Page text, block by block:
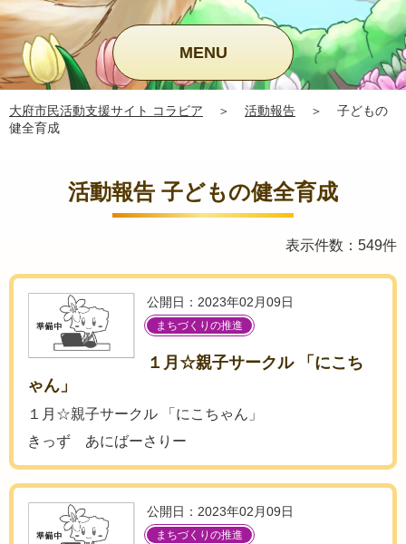
MENU
大府市民活動支援サイト コラビア ＞ 活動報告 ＞
子どもの
健全育成
活動報告 子どもの健全育成
表示件数：549件
公開日：2023年02月09日
まちづくりの推進
１月☆親子サークル 「にこち
ゃん」
１月☆親子サークル 「にこちゃん」
きっず あにばーさりー
公開日：2023年02月09日
まちづくりの推進